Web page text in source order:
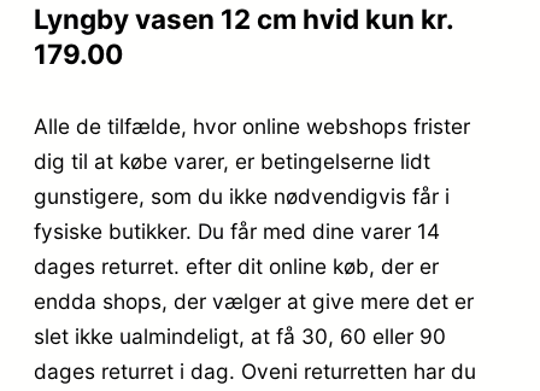
Lyngby vasen 12 cm hvid kun kr.
179.00
Alle de tilfælde, hvor online webshops frister
dig til at købe varer, er betingelserne lidt
gunstigere, som du ikke nødvendigvis får i
fysiske butikker. Du får med dine varer 14
dages returret. efter dit online køb, der er
endda shops, der vælger at give mere det er
slet ikke ualmindeligt, at få 30, 60 eller 90
dages returret i dag. Oveni returretten har du